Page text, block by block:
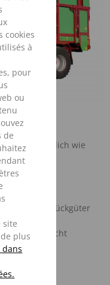
cookies
à
pour
ou
de
site
plus
- unendlich wie
und die
und Stückgüter
Gesamtgewicht